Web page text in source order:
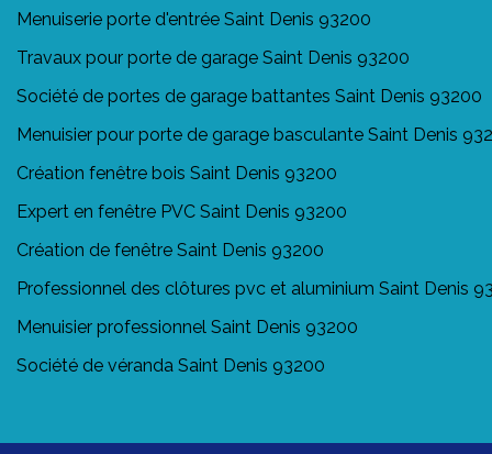
Menuiserie porte d'entrée Saint Denis 93200
Travaux pour porte de garage Saint Denis 93200
Société de portes de garage battantes Saint Denis 93200
Menuisier pour porte de garage basculante Saint Denis
Création fenêtre bois Saint Denis 93200
Expert en fenêtre PVC Saint Denis 93200
Création de fenêtre Saint Denis 93200
Professionnel des clôtures pvc et aluminium Saint Denis
Menuisier professionnel Saint Denis 93200
Société de véranda Saint Denis 93200